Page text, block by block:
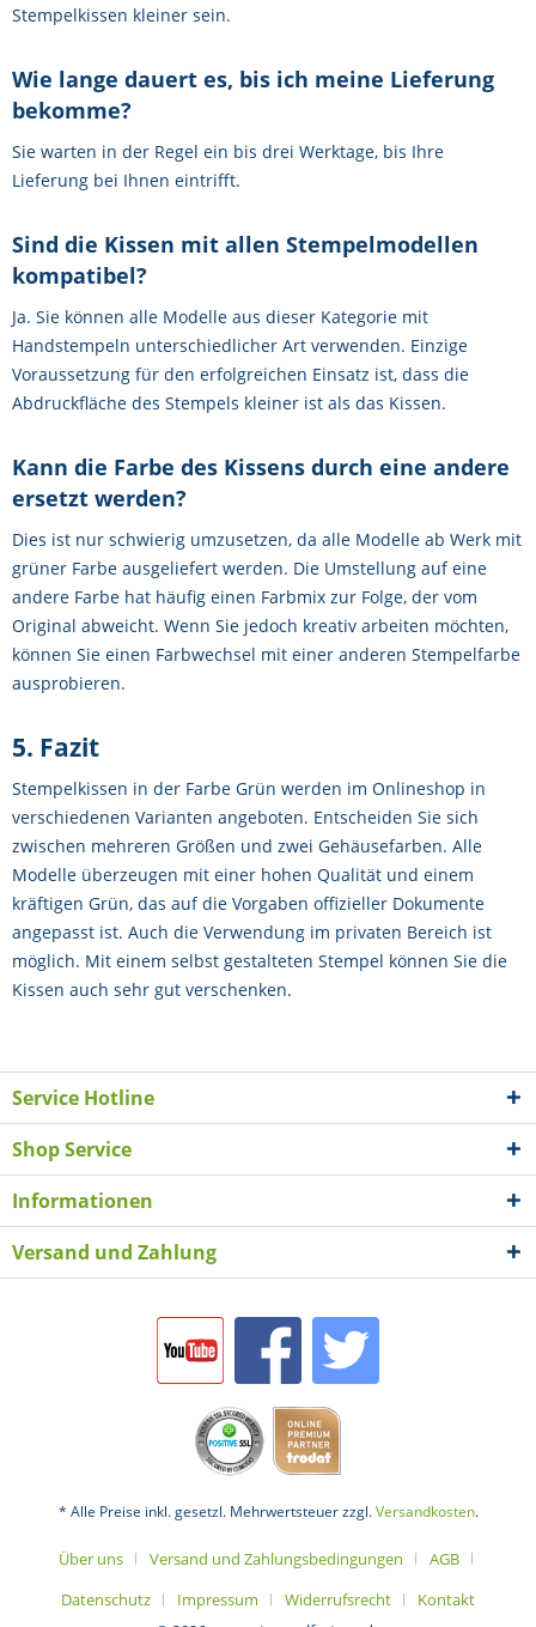
Stempelkissen kleiner sein.
Wie lange dauert es, bis ich meine Lieferung
bekomme?
Sie warten in der Regel ein bis drei Werktage, bis Ihre
Lieferung bei Ihnen eintrifft.
Sind die Kissen mit allen Stempelmodellen
kompatibel?
Ja. Sie können alle Modelle aus dieser Kategorie mit
Handstempeln unterschiedlicher Art verwenden. Einzige
Voraussetzung für den erfolgreichen Einsatz ist, dass die
Abdruckfläche des Stempels kleiner ist als das Kissen.
Kann die Farbe des Kissens durch eine andere
ersetzt werden?
Dies ist nur schwierig umzusetzen, da alle Modelle ab Werk mit
grüner Farbe ausgeliefert werden. Die Umstellung auf eine
andere Farbe hat häufig einen Farbmix zur Folge, der vom
Original abweicht. Wenn Sie jedoch kreativ arbeiten möchten,
können Sie einen Farbwechsel mit einer anderen Stempelfarbe
ausprobieren.
5. Fazit
Stempelkissen in der Farbe Grün werden im Onlineshop in
verschiedenen Varianten angeboten. Entscheiden Sie sich
zwischen mehreren Größen und zwei Gehäusefarben. Alle
Modelle überzeugen mit einer hohen Qualität und einem
kräftigen Grün, das auf die Vorgaben offizieller Dokumente
angepasst ist. Auch die Verwendung im privaten Bereich ist
möglich. Mit einem selbst gestalteten Stempel können Sie die
Kissen auch sehr gut verschenken.
Service Hotline
Shop Service
Informationen
Versand und Zahlung
* Alle Preise inkl. gesetzl. Mehrwertsteuer zzgl.Versandkosten.
Über uns Versand und Zahlungsbedingungen
AGB
Datenschutz
Impressum Widerrufsrecht
Kontakt